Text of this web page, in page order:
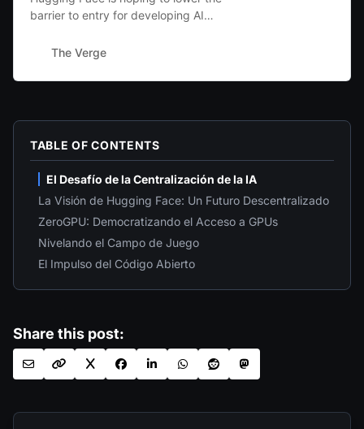
barrier to entry for developing AI
The Verge
TABLE OF CONTENTS
El Desafío de la Centralización de la IA
La Visión de Hugging Face: Un Futuro Descentralizado
ZeroGPU: Democratizando el Acceso a GPUs
Nivelando el Campo de Juego
El Impulso del Código Abierto
Share this post: